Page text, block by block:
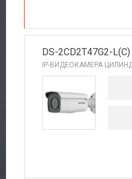
DS-2CD2T47G2-L(C)
IP-ВИДЕОКАМЕРА